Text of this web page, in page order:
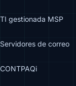
TI gestionada MSP
Servidores de correo
CONTPAQi